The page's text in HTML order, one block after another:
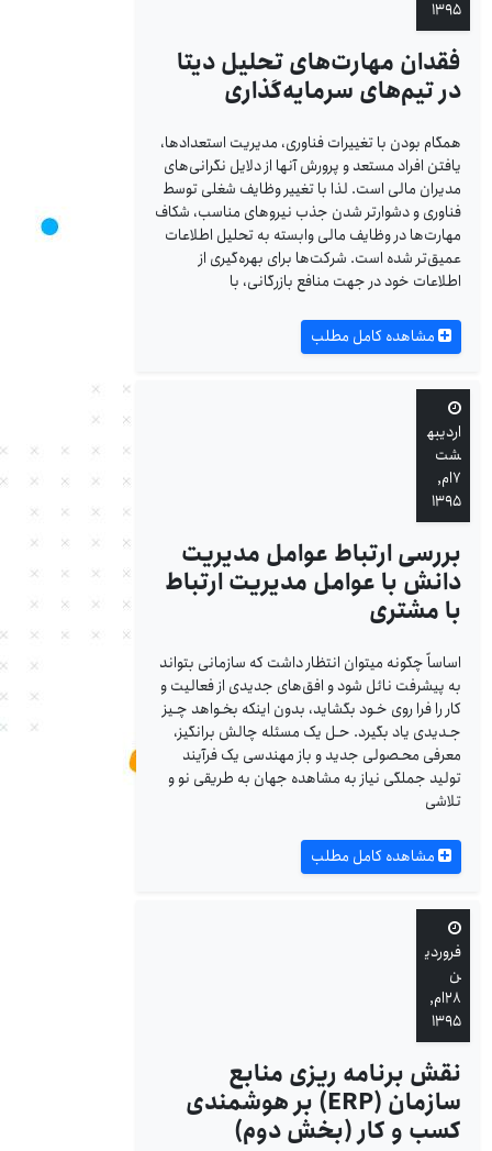
۱۳۹۵
فقدان مهارت‌های تحلیل دیتا
در تیم‌های سرمایه‌گذاری
همگام بودن با تغییرات فناوری، مدیریت استعدادها،
یافتن افراد مستعد و پرورش آنها از دلایل نگرانی‌های
مدیران مالی است. لذا با تغییر وظایف شغلی توسط
فناوری و دشوارتر شدن جذب نیروهای مناسب، شکاف
مهارت‌ها در وظایف مالی وابسته به تحلیل اطلاعات
عمیق‌تر شده است. شرکت‌ها برای بهره‌گیری از
اطلاعات خود در جهت منافع بازرگانی، با
مشاهده کامل مطلب
اردیبه
شت
۷ام,
۱۳۹۵
بررسی ارتباط عوامل مدیریت
دانش با عوامل مدیریت ارتباط
با مشتری
اساساً چگونه می‎توان انتظار داشت که سازمانی بتواند
به پیشرفت نائل شود و افق‌های جدیدی از فعالیت و
کار را فرا روی خـود بگشاید، بدون اینکه بخـواهد چـیز
جـدیدی یاد بگیرد. حـل یک مسئله چالش برانگیز،
معرفی محـصولی جدید و باز مهندسی یک فرآیند
تولید جملگی نیاز به مشاهده جهان به طریقی نو و
تلاشی
مشاهده کامل مطلب
فروردی
ن
۲۸ام,
۱۳۹۵
نقش برنامه ریزی منابع
سازمان (ERP) بر هوشمندی
کسب و کار (بخش دوم)